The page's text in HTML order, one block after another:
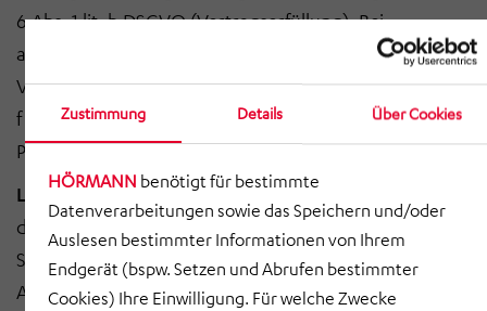
Zustimmung Details Über Cookies
HÖRMANN benötigt für bestimmte
Datenverarbeitungen sowie das Speichern und/oder
Auslesen bestimmter Informationen von Ihrem
Endgerät (bspw. Setzen und Abrufen bestimmter
Cookies) Ihre Einwilligung. Für welche Zwecke
6 Abs. 1 lit. b DSGVO (Vertragserfüllung). Bei
allgemeiner Kontaktpflege ohne konkreten
Vertragsbezug ist die Rechtsgrundlage Art. 6 Abs. 1 lit.
f DSGVO. Unser berechtigtes Interesse liegt in der
Pflege von Geschäftsbeziehungen.
Logistik und Versand: Der Versand von Paketen sowie
die Erstellung von Ersatzteilrechnungen und
Serviceleistungen erfolgen auf Grundlage von Art. 6
Abs. 1 lit. b DSGVO (Vertragserfüllung). Der Versand